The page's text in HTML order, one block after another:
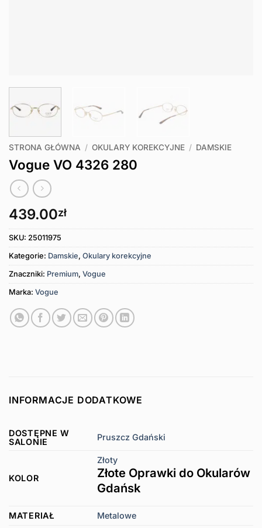
STRONA GŁÓWNA / OKULARY KOREKCYJNE / DAMSKIE
Vogue VO 4326 280
439.00zł
SKU: 25011975
Kategorie: Damskie, Okulary korekcyjne
Znaczniki: Premium, Vogue
Marka: Vogue
INFORMACJE DODATKOWE
DOSTĘPNE W
SALONIE
Pruszcz Gdański
KOLOR
Złoty
Złote Oprawki do Okularów
Gdańsk
MATERIAŁ
Metalowe